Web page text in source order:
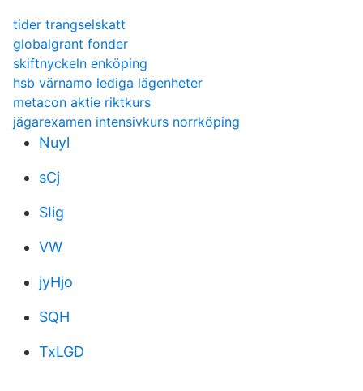
tider trangselskatt
globalgrant fonder
skiftnyckeln enköping
hsb värnamo lediga lägenheter
metacon aktie riktkurs
jägarexamen intensivkurs norrköping
Nuyl
sCj
SIig
VW
jyHjo
SQH
TxLGD